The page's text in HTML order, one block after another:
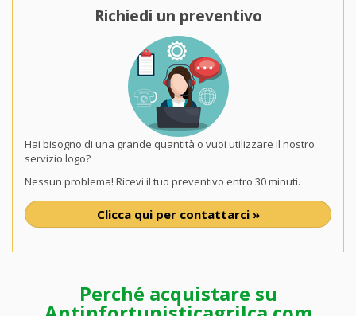
Richiedi un preventivo
Hai bisogno di una grande quantità o vuoi utilizzare il nostro
servizio logo?
Nessun problema! Ricevi il tuo preventivo entro 30 minuti.
Clicca qui per contattarci »
Perché acquistare su